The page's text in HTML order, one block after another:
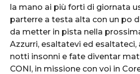
la mano ai più forti di giornata
parterre a testa alta con un po
da metter in pista nella
Azzurri, esaltatevi ed
notti insonni e fate diventar
CONI, in missione con voi in